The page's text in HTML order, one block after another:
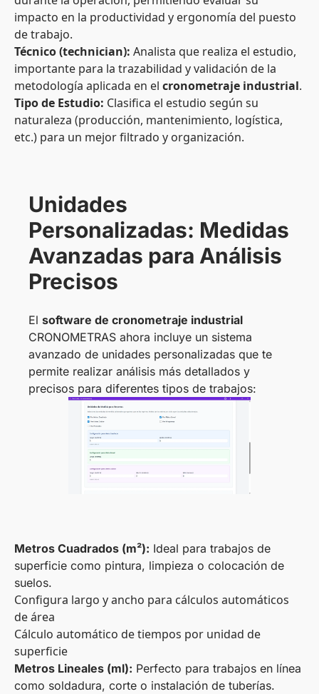
impacto en la productividad y ergonomía del puesto
de trabajo.
Técnico (technician): Analista que realiza el estudio,
importante para la trazabilidad y validación de la
metodología aplicada en el cronometraje industrial.
Tipo de Estudio: Clasifica el estudio según su
naturaleza (producción, mantenimiento, logística,
etc.) para un mejor filtrado y organización.
Unidades
Personalizadas: Medidas
Avanzadas para Análisis
Precisos
El software de cronometraje industrial
CRONOMETRAS ahora incluye un sistema
avanzado de unidades personalizadas que te
permite realizar análisis más detallados y
precisos para diferentes tipos de trabajos:
Metros Cuadrados (m²): Ideal para trabajos de
superficie como pintura, limpieza o colocación de
suelos.
Configura largo y ancho para cálculos automáticos
de área
Cálculo automático de tiempos por unidad de
superficie
Metros Lineales (ml): Perfecto para trabajos en línea
como soldadura, corte o instalación de tuberías.